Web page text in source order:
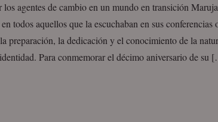
los agentes de cambio en un mundo en transición
todos aquellos que la escuchaban en sus conferencias
preparación, la dedicación y el conocimiento de la
Para conmemorar el décimo aniversario de su